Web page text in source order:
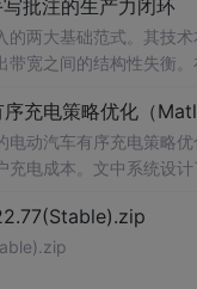
议记录及深度写作等场
批注的生产力闭环
两大基础范式。其技
宽之间的结构性失衡
率、实时声纹归属、手
充电策略优化（
动汽车有序充电策略
电成本。文中系统设
力以及实现电网与用
动汽